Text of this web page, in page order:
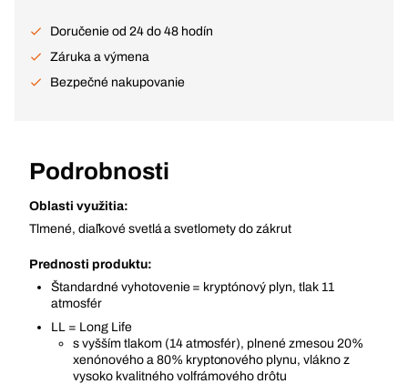
Doručenie od 24 do 48 hodín
Záruka a výmena
Bezpečné nakupovanie
Podrobnosti
Oblasti využitia:
Tlmené, diaľkové svetlá a svetlomety do zákrut
Prednosti produktu:
Štandardné vyhotovenie = kryptónový plyn, tlak 11
atmosfér
LL = Long Life
s vyšším tlakom (14 atmosfér), plnené zmesou 20%
xenónového a 80% kryptonového plynu, vlákno z
vysoko kvalitného volfrámového drôtu